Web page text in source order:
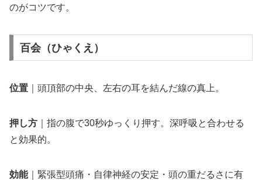
のがコツです。
百会（ひゃくえ）
位置 ｜頭頂部の中央、左右の耳を結んだ線の真上。
押し方 ｜指の腹で30秒ゆっくり押す。深呼吸と合わせる
と効果的。
効能｜緊張型頭痛・自律神経の安定・頭の重だるさに有